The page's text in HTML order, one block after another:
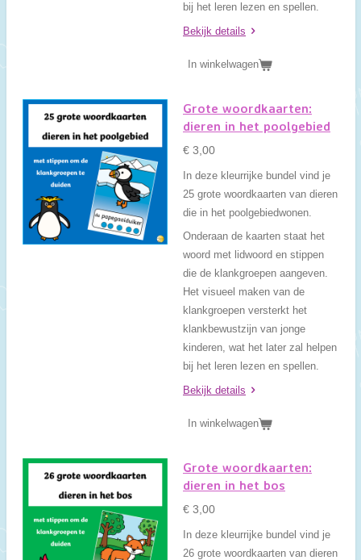
bij het leren lezen en spellen.
Bekijk details
In winkelwagen
Grote woordkaarten:
dieren in het poolgebied
€ 3,00
In deze kleurrijke bundel vind je
25 grote woordkaarten van dieren
die in het poolgebiedwonen.
Onderaan de kaarten staat het
woord met lidwoord en stippen
die de klankgroepen aangeven.
Het visueel maken van de
klankgroepen versterkt het
klankbewustzijn van jonge
kinderen, wat het later zal helpen
bij het leren lezen en spellen.
Bekijk details
In winkelwagen
Grote woordkaarten:
dieren in het bos
€ 3,00
In deze kleurrijke bundel vind je
26 grote woordkaarten van dieren